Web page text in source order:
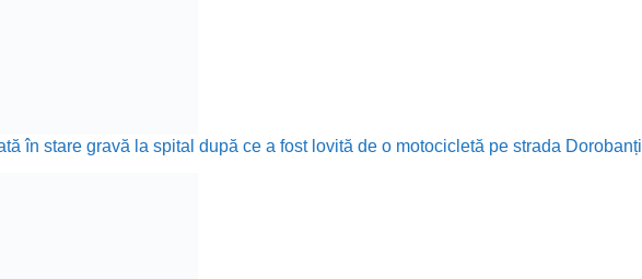
în stare gravă la spital după ce a fost lovită de o motocicletă pe strada Dorobanți